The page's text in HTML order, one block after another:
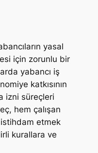
yasal
için zorunlu bir
yabancı iş
katkısının
izni süreçleri
hem çalışan
istihdam etmek
kurallara ve